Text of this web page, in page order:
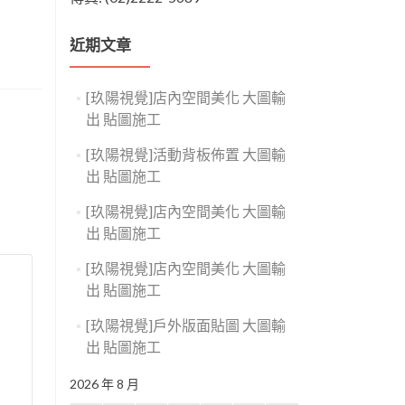
近期文章
[玖陽視覺]店內空間美化 大圖輸
出 貼圖施工
[玖陽視覺]活動背板佈置 大圖輸
出 貼圖施工
[玖陽視覺]店內空間美化 大圖輸
出 貼圖施工
[玖陽視覺]店內空間美化 大圖輸
出 貼圖施工
[玖陽視覺]戶外版面貼圖 大圖輸
出 貼圖施工
2026 年 8 月